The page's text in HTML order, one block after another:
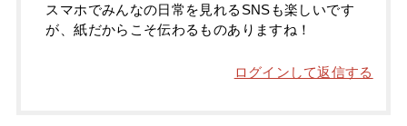
スマホでみんなの日常を見れるSNSも楽しいです
が、紙だからこそ伝わるものありますね！
ログインして返信する